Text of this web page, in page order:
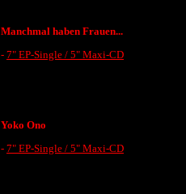
Manchmal haben Frauen...
- 7" EP-Single / 5" Maxi-CD
Yoko Ono
- 7" EP-Single / 5" Maxi-CD